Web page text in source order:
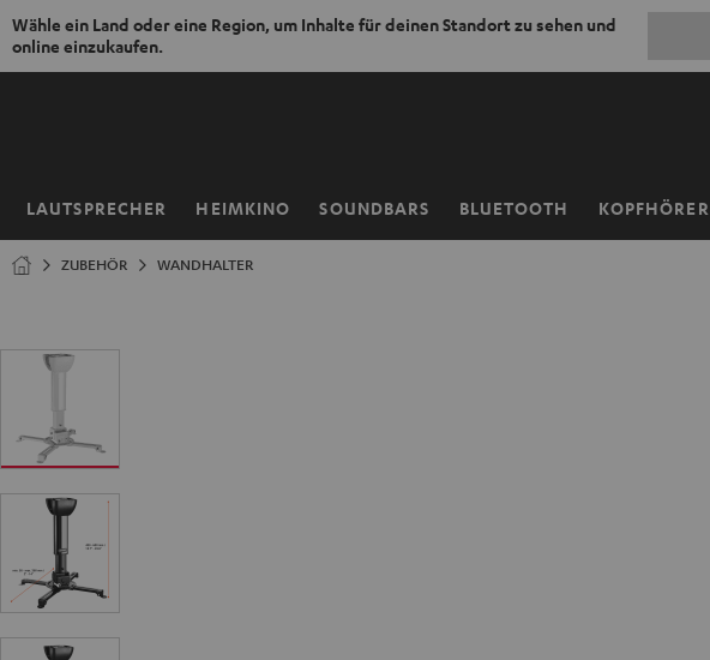
Wähle ein Land oder eine Region, um Inhalte für deinen Standort zu sehen und
online einzukaufen.
ZUM
LAUTSPRECHER HEIMKINO SOUNDBARS BLUETOOTH KOPFHÖRER
Startseite
ZUBEHÖR WANDHALTER